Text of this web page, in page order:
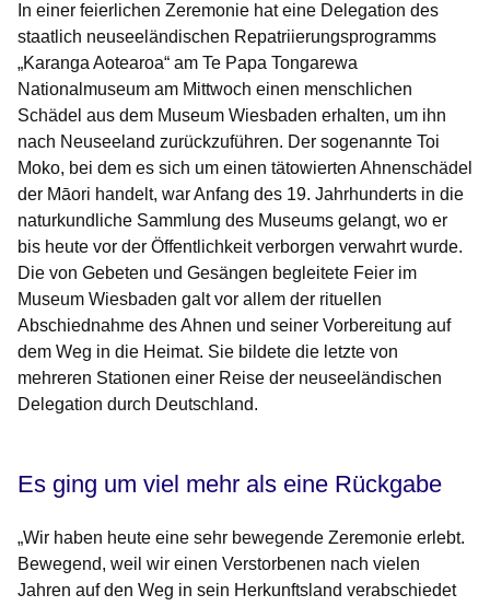
In einer feierlichen Zeremonie hat eine Delegation des
staatlich neuseeländischen Repatriierungsprogramms
„Karanga Aotearoa“ am Te Papa Tongarewa
Nationalmuseum am Mittwoch einen menschlichen
Schädel aus dem Museum Wiesbaden erhalten, um ihn
nach Neuseeland zurückzuführen. Der sogenannte Toi
Moko, bei dem es sich um einen tätowierten Ahnenschädel
der Māori handelt, war Anfang des 19. Jahrhunderts in die
naturkundliche Sammlung des Museums gelangt, wo er
bis heute vor der Öffentlichkeit verborgen verwahrt wurde.
Die von Gebeten und Gesängen begleitete Feier im
Museum Wiesbaden galt vor allem der rituellen
Abschiednahme des Ahnen und seiner Vorbereitung auf
dem Weg in die Heimat. Sie bildete die letzte von
mehreren Stationen einer Reise der neuseeländischen
Delegation durch Deutschland.
Es ging um viel mehr als eine Rückgabe
„Wir haben heute eine sehr bewegende Zeremonie erlebt.
Bewegend, weil wir einen Verstorbenen nach vielen
Jahren auf den Weg in sein Herkunftsland verabschiedet